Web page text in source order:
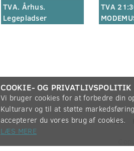
TVA. Århus.
Legepladser
TVA
Om
COOKIE- OG
Vi bruger cookies for at forbedre din
Kulturarv og til at støtte
accepterer du vores brug af cookies.
LÆS MERE